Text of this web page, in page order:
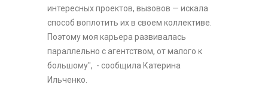
интересных проектов, вызовов — искала
способ воплотить их в своем коллективе.
Поэтому моя карьера развивалась
параллельно с агентством, от малого к
большому", - сообщила Катерина
Ильченко.